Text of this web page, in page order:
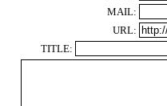
MAIL:
URL:
TITLE: